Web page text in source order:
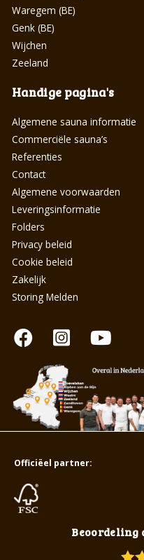
Waregem (BE)
Genk (BE)
Wijchen
Zeeland
Handige pagina's
Algemene sauna informatie
Commerciële sauna’s
Referenties
Contact
Algemene voorwaarden
Leveringsinformatie
Folders
Privacy beleid
Cookie beleid
Zakelijk
Storing Melden
Beoordeling
Officiëel partner: